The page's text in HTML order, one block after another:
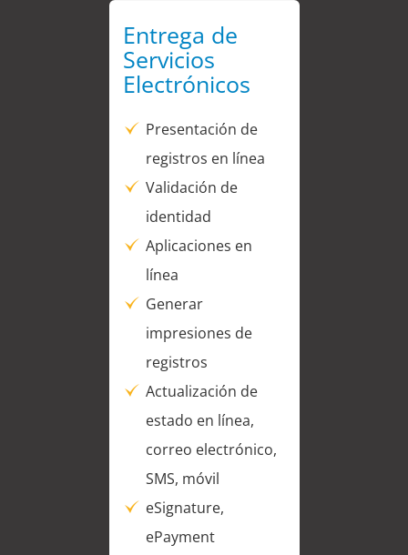
Entrega de
Servicios
Electrónicos
Presentación de
registros en línea
Validación de
identidad
Aplicaciones en
línea
Generar
impresiones de
registros
Actualización de
estado en línea,
correo electrónico,
SMS, móvil
eSignature,
ePayment